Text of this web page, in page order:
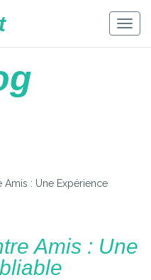
Amis : Une Expérience
Amis : Une